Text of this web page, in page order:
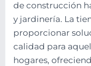
de construcción
y jardinería. La
proporcionar
calidad para
hogares,